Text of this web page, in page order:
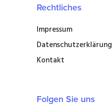
Rechtliches
Impressum
Datenschutzerklärung
Kontakt
Folgen Sie uns